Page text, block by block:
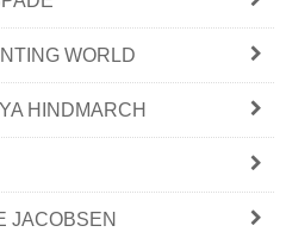
WORLD
HINDMARCH
JACOBSEN